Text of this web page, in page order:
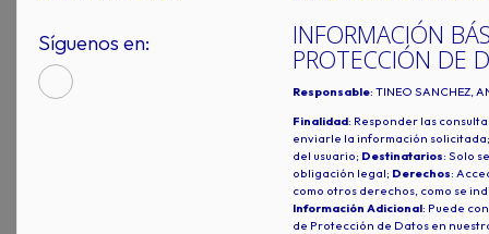
Síguenos en: INFORMACIÓN
PROTECCIÓN DE
Responsable: TINEO SANCHEZ,
Finalidad: Responder las
enviarle la información
del usuario; Destinatarios: Solo
obligación legal; Derechos:
como otros derechos, como se
Información Adicional: Puede
de Protección de Datos en